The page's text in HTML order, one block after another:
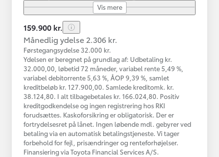
Vis mere
159.900 kr.
Månedlig ydelse 2.306 kr.
Førstegangsydelse 32.000 kr.
Ydelsen er beregnet på grundlag af: Udbetaling kr.
32.000,00, løbetid 72 måneder, variabel rente 5,49 %,
variabel debitorrente 5,63 %, ÅOP 9,39 %, samlet
kreditbeløb kr. 127.900,00. Samlede kreditomk. kr.
38.124,80. I alt tilbagebetales kr. 166.024,80. Positiv
kreditgodkendelse og ingen registrering hos RKI
forudsættes. Kaskoforsikring er obligatorisk. Der er
fortrydelsesret på lånet. Ingen løbende mdl. gebyrer ved
betaling via en automatisk betalingstjeneste. Vi tager
forbehold for fejl, prisændringer og renteforhøjelser.
Finansiering via Toyota Financial Services A/S.